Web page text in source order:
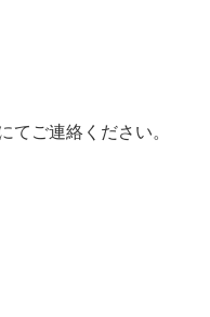
てご連絡ください。